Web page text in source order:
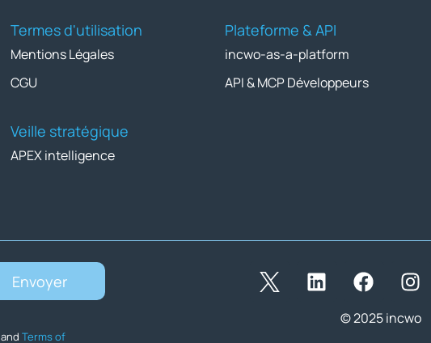
Termes d'utilisation
Mentions Légales
CGU
Veille stratégique
APEX intelligence
Plateforme & API
incwo-as-a-platform
API & MCP Développeurs
andTerms of
Envoyer
© 2025 incwo